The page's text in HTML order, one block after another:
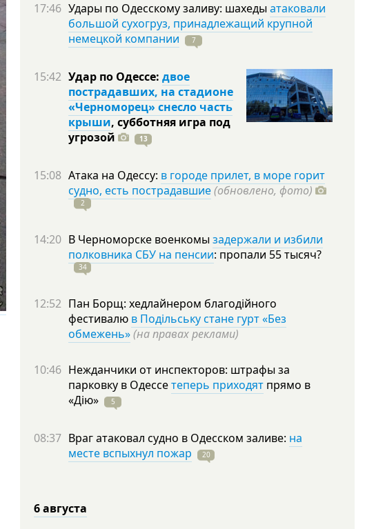
17:46 Удары по Одесскому заливу: шахеды атаковали
большой сухогруз, принадлежащий крупной
немецкой компании
7
15:42 Удар по Одессе: двое
пострадавших, на стадионе
«Черноморец» снесло часть
крыши, субботняя игра под
угрозой
13
15:08 Атака на Одессу: в городе прилет, в море горит
судно, есть пострадавшие(обновлено, фото)
2
14:20 В Черноморске военкомы задержали и избили
полковника СБУ на пенсии: пропали 55тысяч?
34
12:52 Пан Борщ: хедлайнером благодійного
фестивалю в Подільську стане гурт «Без
обмежень»(на правах реклами)
10:46 Нежданчики от инспекторов: штрафы за
парковку в Одессетеперь приходят прямо в
«Дію»
5
08:37 Враг атаковал судно в Одесском заливе: на
месте вспыхнул пожар
20
6 августа